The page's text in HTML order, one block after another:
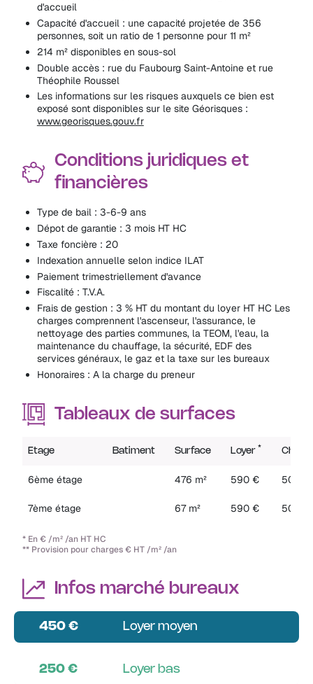
d'accueil
Capacité d'accueil : une capacité projetée de 356
personnes, soit un ratio de 1 personne pour 11 m²
214 m² disponibles en sous-sol
Double accès : rue du Faubourg Saint-Antoine et rue
Théophile Roussel
Les informations sur les risques auxquels ce bien est
exposé sont disponibles sur le site Géorisques :
www.georisques.gouv.fr
Conditions juridiques et
financières
Type de bail : 3-6-9 ans
Dépot de garantie : 3 mois HT HC
Taxe foncière : 20
Indexation annuelle selon indice ILAT
Paiement trimestriellement d'avance
Fiscalité : T.V.A.
Frais de gestion : 3 % HT du montant du loyer HT HC Les
charges comprennent l'ascenseur, l'assurance, le
nettoyage des parties communes, la TEOM, l'eau, la
maintenance du chauffage, la sécurité, EDF des
services généraux, le gaz et la taxe sur les bureaux
Honoraires : A la charge du preneur
Tableaux de surfaces
Etage Batiment Surface Loyer *
6ème étage 476 m² 590 € 50 €
7ème étage 67 m² 590 € 50 €
* En € /m² /an HT HC
** Provision pour charges € HT /m² /an
Infos marché bureaux
450 € Loyer moyen
250 € Loyer bas